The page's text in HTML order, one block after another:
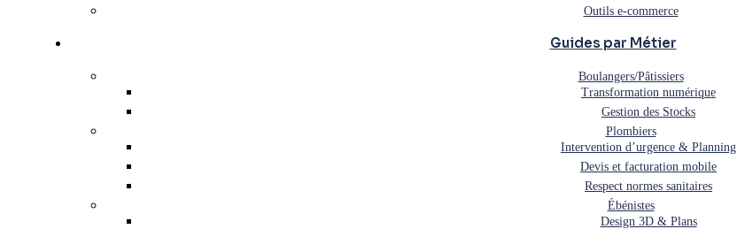
Outils e-commerce
Guides par Métier
Boulangers/Pâtissiers
Transformation numérique
Gestion des Stocks
Plombiers
Intervention d’urgence & Planning
Devis et facturation mobile
Respect normes sanitaires
Ébénistes
Design 3D & Plans